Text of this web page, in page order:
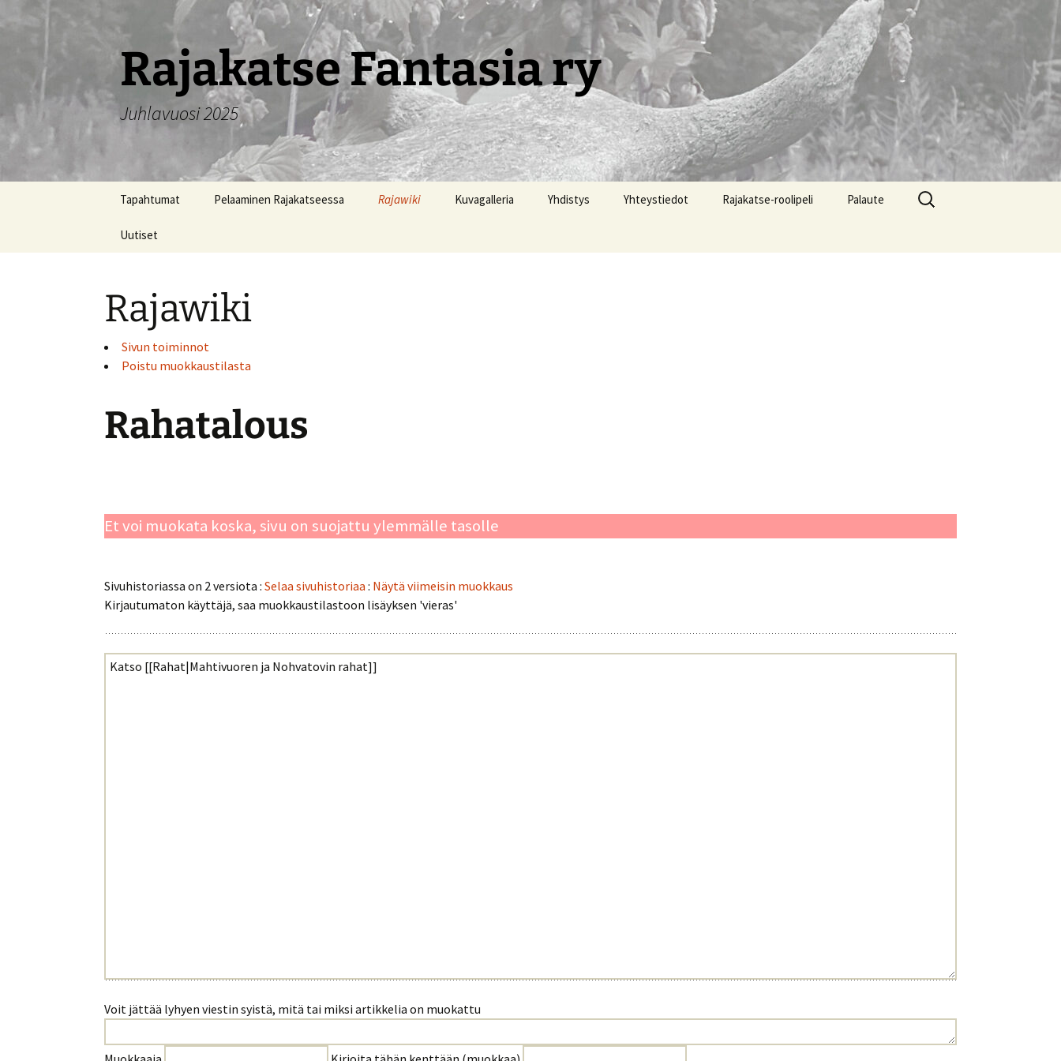
sisältöön
Rajakatse Fantasia ry
Juhlavuosi 2025
Tapahtumat Pelaaminen Rajakatseessa Rajawiki Kuvagalleria Yhdistys Yhteystiedot Rajakatse-roolipeli Palaute
Uutiset
Haku:
Rajawiki
Sivun toiminnot
Poistu muokkaustilasta
Rahatalous
Et voi muokata koska, sivu on suojattu ylemmälle tasolle
Sivuhistoriassa on 2 versiota : Selaa sivuhistoriaa : Näytä viimeisin muokkaus
Kirjautumaton käyttäjä, saa muokkaustilastoon lisäyksen 'vieras'
Voit jättää lyhyen viestin syistä, mitä tai miksi artikkelia on muokattu